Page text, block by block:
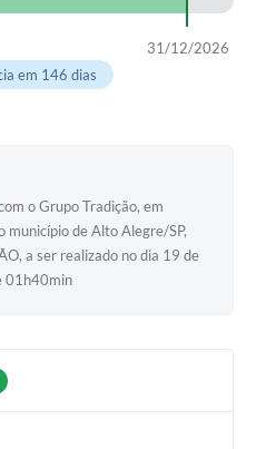
31/12/2026
em 146 dias
o Grupo Tradição, em
município de Alto Alegre/SP,
a ser realizado no dia 19 de
01h40min